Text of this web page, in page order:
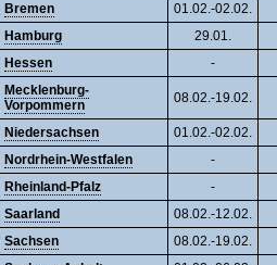
Bremen
01.02.-02.02.
Hamburg
29.01.
Hessen
-
Mecklenburg-
Vorpommern
08.02.-19.02.
Niedersachsen
01.02.-02.02.
Nordrhein-Westfalen
-
Rheinland-Pfalz
-
Saarland
08.02.-12.02.
Sachsen
08.02.-19.02.